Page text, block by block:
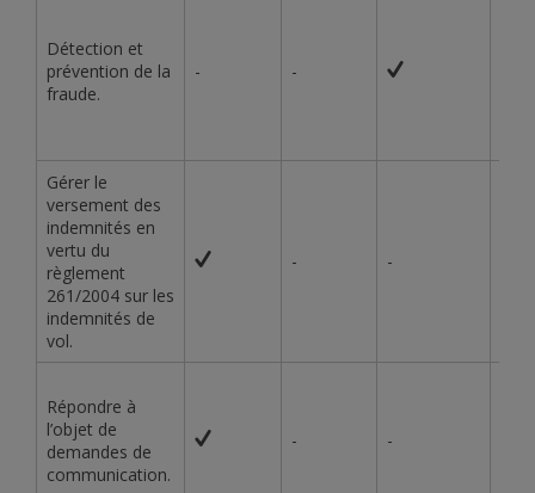
Détection et
prévention de la
fraude.
- -
Gérer le
versement des
indemnités en
vertu du
règlement
261/2004 sur les
indemnités de
vol.
- -
Répondre à
l’objet de
demandes de
communication.
- -